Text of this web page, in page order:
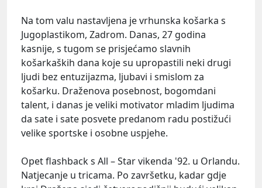
Na tom valu nastavljena je vrhunska košarka s
Jugoplastikom, Zadrom. Danas, 27 godina
kasnije, s tugom se prisjećamo slavnih
košarkaških dana koje su upropastili neki drugi
ljudi bez entuzijazma, ljubavi i smislom za
košarku. Draženova posebnost, bogomdani
talent, i danas je veliki motivator mladim ljudima
da sate i sate posvete predanom radu postižući
velike sportske i osobne uspjehe.
Opet flashback s All – Star vikenda '92. u Orlandu.
Natjecanje u tricama. Po završetku, kadar gdje